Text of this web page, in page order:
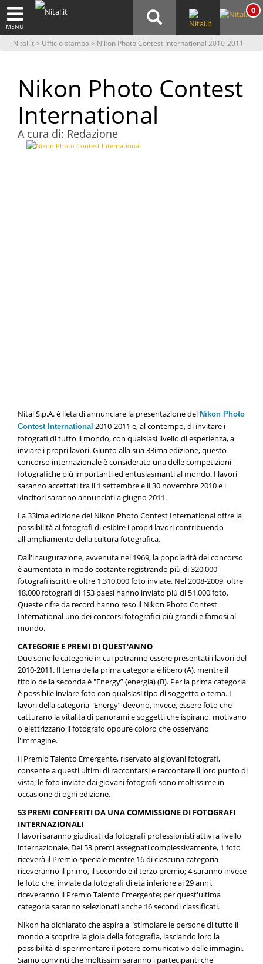
MENU
0
Nital.it> Ufficio stampa > Nikon Photo Contest International 2010-2011
Nikon Photo Contest
International
A cura di: Redazione
Nital S.p.A. è lieta di annunciare la presentazione del Nikon Photo
Contest International 2010-2011 e, al contempo, di invitare i
fotografi di tutto il mondo, con qualsiasi livello di esperienza, a
inviare i propri lavori. Giunto alla sua 33ima edizione, questo
concorso internazionale è considerato una delle competizioni
fotografiche più importanti ed entusiasmanti al mondo. I lavori
saranno accettati tra il 1 settembre e il 30 novembre 2010 e i
vincitori saranno annunciati a giugno 2011.
La 33ima edizione del Nikon Photo Contest International offre la
possibilità ai fotografi di esibire i propri lavori contribuendo
all'ampliamento della cultura fotografica.
Dall'inaugurazione, avvenuta nel 1969, la popolarità del concorso
è aumentata in modo costante registrando più di 320.000
fotografi iscritti e oltre 1.310.000 foto inviate. Nel 2008-2009, oltre
18.000 fotografi di 153 paesi hanno inviato più di 51.000 foto.
Queste cifre da record hanno reso il Nikon Photo Contest
International uno dei concorsi fotografici più grandi e famosi al
mondo.
CATEGORIE E PREMI DI QUEST'ANNO
Due sono le categorie in cui potranno essere presentati i lavori del
2010-2011. Il tema della prima categoria è libero (A), mentre il
titolo della seconda è "Energy” (energia) (B). Per la prima categoria
è possibile inviare foto con qualsiasi tipo di soggetto o tema. I
lavori della categoria "Energy” devono, invece, essere foto che
catturano la vitalità di panorami e soggetti che ispirano, motivano
o elettrizzano il fotografo oppure coloro che osservano
l'immagine.
Il Premio Talento Emergente, riservato ai giovani fotografi,
consente a questi ultimi di raccontarsi e raccontare il loro punto di
vista; le foto inviate dai giovani fotografi sono moltissime in
occasione di ogni edizione.
53 PREMI CONFERITI DA UNA COMMISSIONE DI FOTOGRAFI
INTERNAZIONALI
I lavori saranno giudicati da fotografi professionisti attivi a livello
internazionale. Dei 53 premi assegnati complessivamente, 1 foto
riceverà il Premio speciale mentre 16 di ciascuna categoria
riceveranno il primo, il secondo e il terzo premio; 4 saranno invece
le foto che, inviate da fotografi di età inferiore ai 29 anni,
riceveranno il Premio Talento Emergente; per quest'ultima
categoria saranno selezionati anche 16 secondi classificati.
Nikon ha dichiarato che aspira a "stimolare le persone di tutto il
mondo a scoprire la gioia della fotografia, lasciando loro la
possibilità di sperimentare il potere comunicativo delle immagini.
Siamo convinti che moltissimi saranno i partecipanti che